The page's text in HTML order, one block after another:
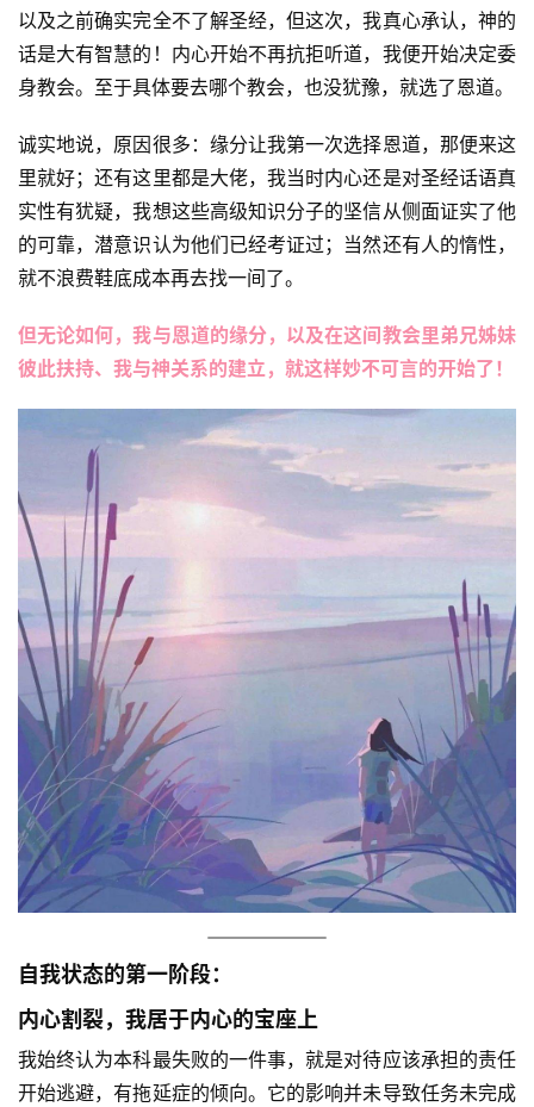
以及之前确实完全不了解圣经，但这次，我真心承认，神的
话是大有智慧的！内心开始不再抗拒听道，我便开始决定委
身教会。至于具体要去哪个教会，也没犹豫，就选了恩道。
诚实地说，原因很多：缘分让我第一次选择恩道，那便来这
里就好；还有这里都是大佬，我当时内心还是对圣经话语真
实性有犹疑，我想这些高级知识分子的坚信从侧面证实了他
的可靠，潜意识认为他们已经考证过；当然还有人的惰性，
就不浪费鞋底成本再去找一间了。
但无论如何，我与恩道的缘分，以及在这间教会里弟兄姊妹
彼此扶持、我与神关系的建立，就这样妙不可言的开始了！
自我状态的第一阶段：
内心割裂，我居于内心的宝座上
我始终认为本科最失败的一件事，就是对待应该承担的责任
开始逃避，有拖延症的倾向。它的影响并未导致任务未完成